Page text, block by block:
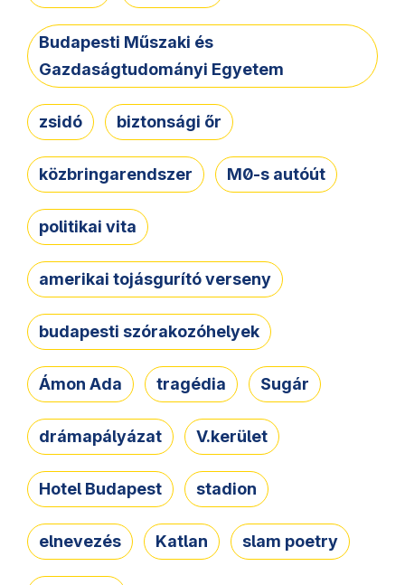
Budapesti Műszaki és
Gazdaságtudományi Egyetem
zsidó biztonsági őr
közbringarendszer M0-s autóút
politikai vita
amerikai tojásgurító verseny
budapesti szórakozóhelyek
Ámon Ada tragédia Sugár
drámapályázat V.kerület
Hotel Budapest stadion
elnevezés Katlan slam poetry